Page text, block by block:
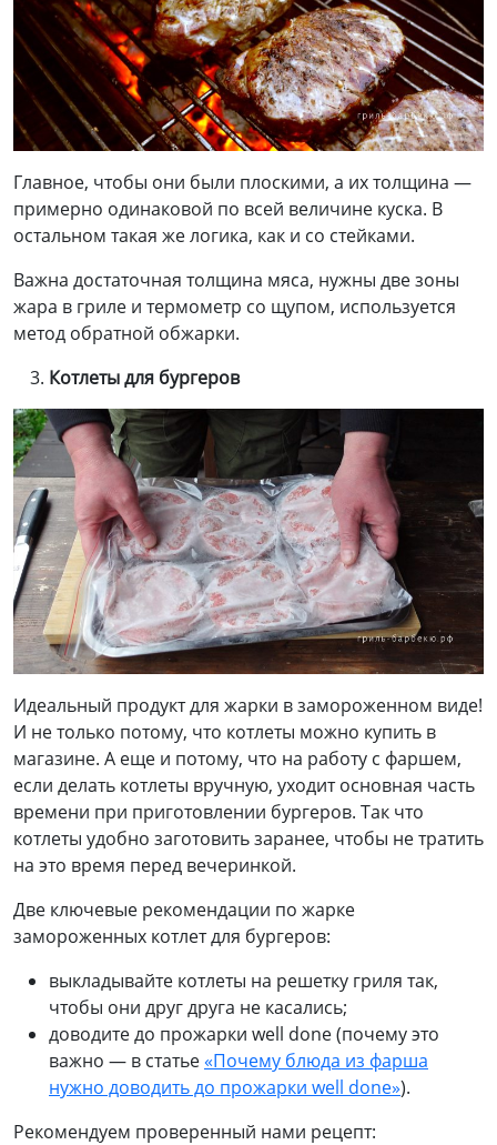
Главное, чтобы они были плоскими, а их толщина —
примерно одинаковой по всей величине куска. В
остальном такая же логика, как и со стейками.
Важна достаточная толщина мяса, нужны две зоны
жара в гриле и термометр со щупом, используется
метод обратной обжарки.
Котлеты для бургеров
Идеальный продукт для жарки в замороженном виде!
И не только потому, что котлеты можно купить в
магазине. А еще и потому, что на работу с фаршем,
если делать котлеты вручную, уходит основная часть
времени при приготовлении бургеров. Так что
котлеты удобно заготовить заранее, чтобы не тратить
на это время перед вечеринкой.
Две ключевые рекомендации по жарке
замороженных котлет для бургеров:
выкладывайте котлеты на решетку гриля так,
чтобы они друг друга не касались;
доводите до прожарки well done (почему это
важно — в статье«Почему блюда из фарша
нужно доводить до прожарки well done»).
Рекомендуем проверенный нами рецепт: